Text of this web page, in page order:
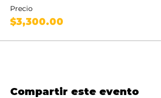
Precio
$3,300.00
Compartir este evento